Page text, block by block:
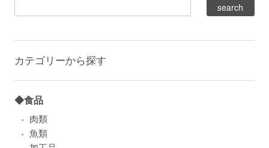
カテゴリーから探す
◆食品
肉類
魚類